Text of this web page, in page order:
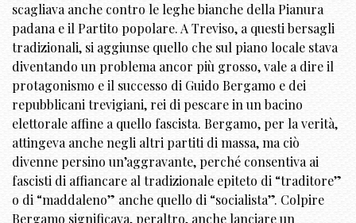
scagliava anche contro le leghe bianche della Pianura
padana e il Partito popolare. A Treviso, a questi bersagli
tradizionali, si aggiunse quello che sul piano locale stava
diventando un problema ancor più grosso, vale a dire il
protagonismo e il successo di Guido Bergamo e dei
repubblicani trevigiani, rei di pescare in un bacino
elettorale affine a quello fascista. Bergamo, per la verità,
attingeva anche negli altri partiti di massa, ma ciò
divenne persino un’aggravante, perché consentiva ai
fascisti di affiancare al tradizionale epiteto di “traditore”
o di “maddaleno” anche quello di “socialista”. Colpire
Bergamo significava, peraltro, anche lanciare un